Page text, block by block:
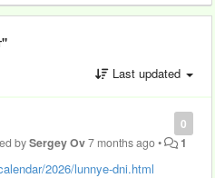
Last updated
0
bySergey Ov7 months ago• 1
2026/lunnye-dni.html